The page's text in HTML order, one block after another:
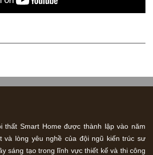
thất Smart Home được thành lập vào năm
và lòng yêu nghề của đội ngũ kiến trúc sư
sáng tạo trong lĩnh vực thiết kế và thi công